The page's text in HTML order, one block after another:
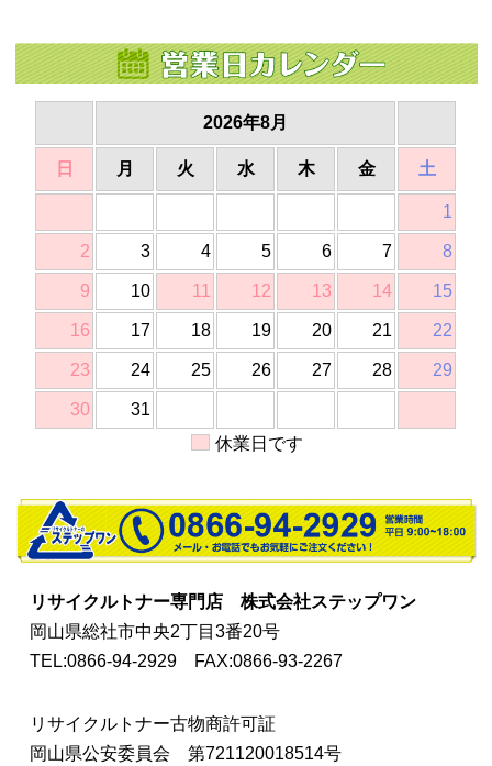
2026年8月
日 月 火 水 木 金 土
1
2 3 4 5 6 7 8
9 10 11 12 13 14 15
16 17 18 19 20 21 22
23 24 25 26 27 28 29
30
31
休業日です
リサイクルトナー専門店
株式会社ステップワン
岡山県総社市中央2丁目3番20号
TEL:0866-94-2929
FAX:0866-93-2267
リサイクルトナー古物商許可証
岡山県公安委員会 第721120018514号